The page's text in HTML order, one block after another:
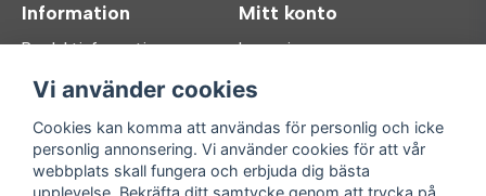
Information
Produktinformation
FAQ
Mitt konto
Logga in
Glömt lösenord?
Följ oss Handla enkelt
Vi använder cookies
Cookies kan komma att användas för personlig och icke
personlig annonsering. Vi använder cookies för att vår
webbplats skall fungera och erbjuda dig bästa
upplevelse. Bekräfta ditt samtycke genom att trycka på